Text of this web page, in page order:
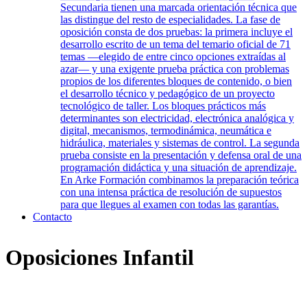
Secundaria tienen una marcada orientación técnica que
las distingue del resto de especialidades. La fase de
oposición consta de dos pruebas: la primera incluye el
desarrollo escrito de un tema del temario oficial de 71
temas —elegido de entre cinco opciones extraídas al
azar— y una exigente prueba práctica con problemas
propios de los diferentes bloques de contenido, o bien
el desarrollo técnico y pedagógico de un proyecto
tecnológico de taller. Los bloques prácticos más
determinantes son electricidad, electrónica analógica y
digital, mecanismos, termodinámica, neumática e
hidráulica, materiales y sistemas de control. La segunda
prueba consiste en la presentación y defensa oral de una
programación didáctica y una situación de aprendizaje.
En Arke Formación combinamos la preparación teórica
con una intensa práctica de resolución de supuestos
para que llegues al examen con todas las garantías.
Contacto
Oposiciones Infantil